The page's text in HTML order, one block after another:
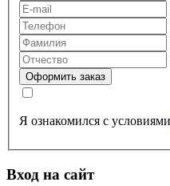
Я ознакомился с условиями
Вход на сайт